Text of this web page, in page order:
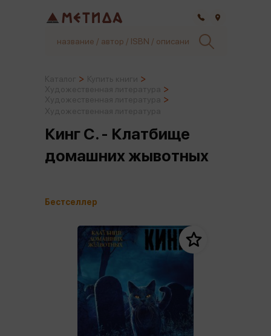
Кинг С. - Клатбище
домашних жывотных
Бестселлер